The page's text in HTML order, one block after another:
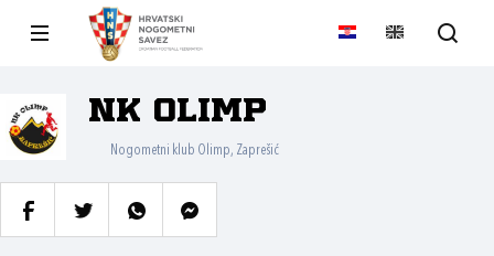
NK Olimp
Nogometni klub Olimp, Zaprešić